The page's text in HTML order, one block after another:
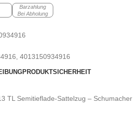
Barzahlung
Bei Abholung
, 4013150934916
PRODUKTSICHERHEIT
TL Semitieflade-Sattelzug – Schumacher